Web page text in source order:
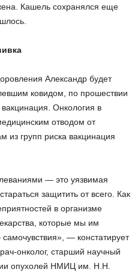
Кашель сохранялся еще
Александр будет
ковидом, по прошествии
Онкология в
отводом от
из групп риска вакцинация
— это уязвимая
защитить от всего. Как
в организме
которые мы им
— констатирует
онколог, старший научный
опухолей НМИЦ им. Н.Н.